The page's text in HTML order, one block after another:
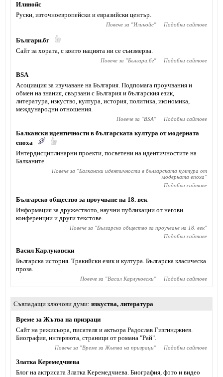
Илинойс
Руски, източноевропейски и евразийски център.
Повече за "Илинойс" Подобни сайтове
Българи.бг
Сайт за хората, с които нацията ни се съизмерва.
Повече за "Българи.бг" Подобни сайтове
BSA
Асоциация за изучаване на България. Подпомага проучвания и
обмен на знания, свързани с България и българския език,
литература, изкуство, култура, история, политика, икономика,
международни отношения.
Повече за "BSA" Подобни сайтове
Балкански идентичности в българската култура от модерната
епоха
Интердисциплинарни проекти, посветени на идентичностите на
Балканите.
Повече за "Балкански идентичности в българската култура от
модерната епоха"
Подобни сайтове
Българско общество за проучване на 18. век
Информация за дружеството, научни публикации от негови
конференции и други текстове.
Повече за "Българско общество за проучване на 18. век"
Подобни сайтове
Васил Карлуковски
Българска история. Тракийски език и култура. Българска класическа
проза.
Повече за "Васил Карлуковски" Подобни сайтове
Съвпадащи ключови думи изкуства, литература
Време за Жътва на призраци
Сайт на режисьора, писателя и актьора Радослав Гизгинджиев‎.
Биография, интервюта, страници от романа "Рай".
Повече за "Време за Жътва на призраци" Подобни сайтове
Златка Керемедчиева
Блог на актрисата Златка Керемедчиева. Биография, фото и видео